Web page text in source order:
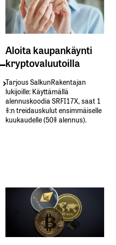
Aloita kaupankäynti
kryptovaluutoilla
Tarjous SalkunRakentajan
lukijoille: Käyttämällä​ ​
alennuskoodia​ ​SRFI17X,​ ​saat​ ​1
%:n treidauskulut​ ​ensimmäiselle​ ​
kuukaudelle​ ​(50%​ ​alennus).